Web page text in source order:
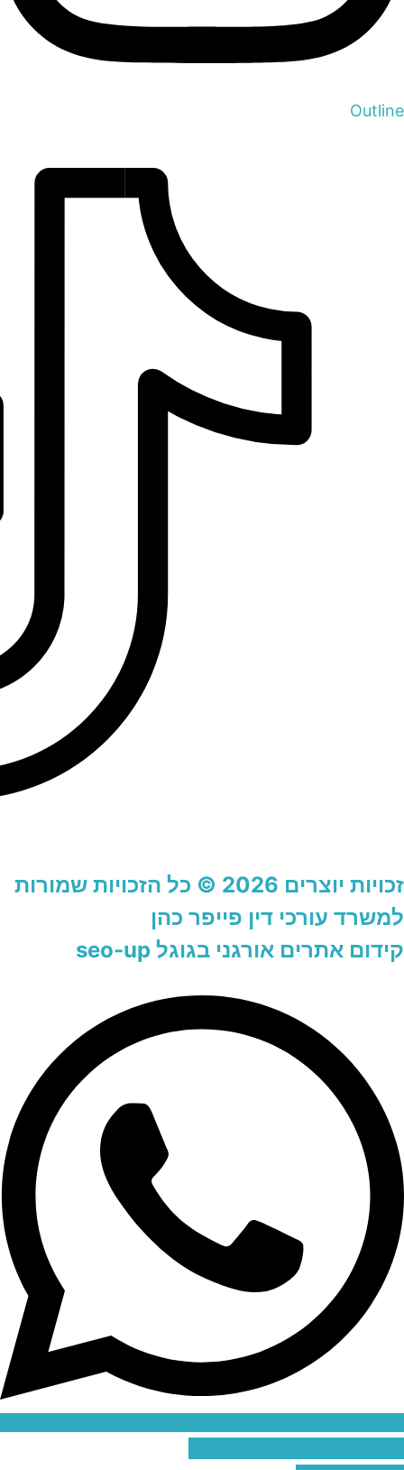
Outline
זכויות יוצרים 2026 © כל הזכויות שמורות
למשרד עורכי דין פייפר כהן
קידום אתרים אורגני בגוגל seo-up